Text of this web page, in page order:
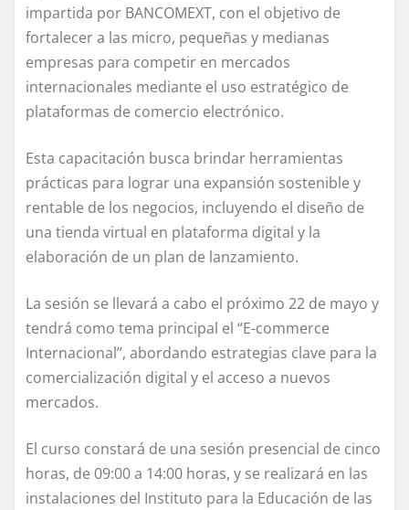
impartida por BANCOMEXT, con el objetivo de
fortalecer a las micro, pequeñas y medianas
empresas para competir en mercados
internacionales mediante el uso estratégico de
plataformas de comercio electrónico.
Esta capacitación busca brindar herramientas
prácticas para lograr una expansión sostenible y
rentable de los negocios, incluyendo el diseño de
una tienda virtual en plataforma digital y la
elaboración de un plan de lanzamiento.
La sesión se llevará a cabo el próximo 22 de mayo y
tendrá como tema principal el “E-commerce
Internacional”, abordando estrategias clave para la
comercialización digital y el acceso a nuevos
mercados.
El curso constará de una sesión presencial de cinco
horas, de 09:00 a 14:00 horas, y se realizará en las
instalaciones del Instituto para la Educación de las